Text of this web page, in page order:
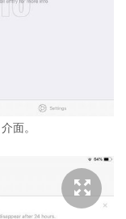
面。